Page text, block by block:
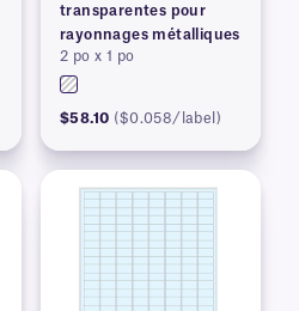
transparentes pour
rayonnages métalliques
2 po x 1 po
$58.10 ($0.058/label)